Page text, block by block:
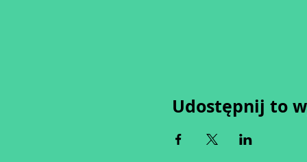
Udostępnij to